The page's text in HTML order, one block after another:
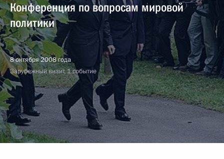
Конференция по вопросам мировой
политики
8 октября 2008 года
Зарубежный визит, 1 событие